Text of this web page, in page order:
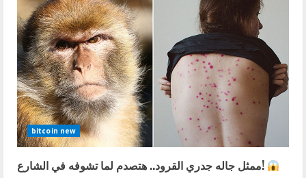
bitcoin new
ممثل جاله جدري القرود.. هتصدم لما تشوفه في الشارع!